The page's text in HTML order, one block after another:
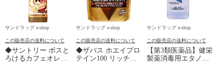
サンドラッグ e-shop
この販売店の送料について
◆サントリー ボスと
ろけるカフェオレ
サンドラッグ e-shop
この販売店の送料について
◆ザバス ホエイプロ
テイン100 リッチシ
サンドラッグ e-shop
この販売店の送料について
【第3類医薬品】健栄
製薬消毒用エタノー